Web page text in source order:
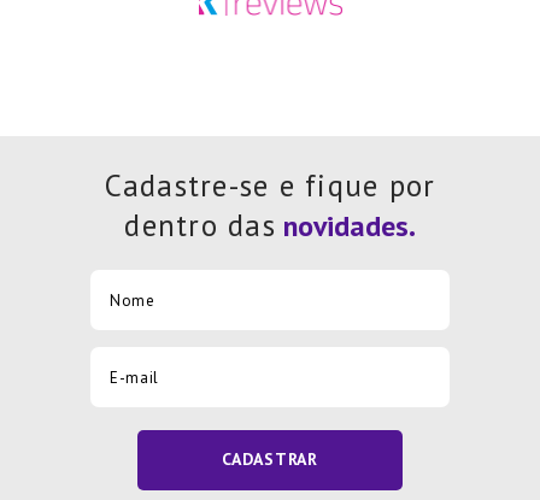
Cadastre-se e fique por
dentro das
CADASTRAR